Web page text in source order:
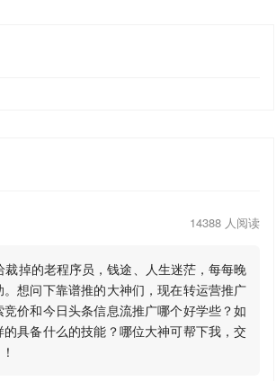
14388 人阅读
裁掉的老程序员，钱途、人生迷茫，每每晚
想问下靠谱推的大神们，现在转运营推广
价和今日头条信息流推广哪个好学些？如
具备什么的技能？哪位大神可帮下我，交